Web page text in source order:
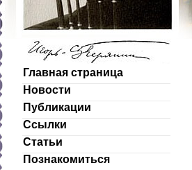
Главная страница
Новости
Публикации
Ссылки
Статьи
Познакомиться